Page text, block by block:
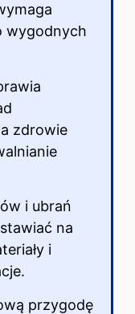
wygodnych
zdrowie
i ubrań
na
i
przygodę